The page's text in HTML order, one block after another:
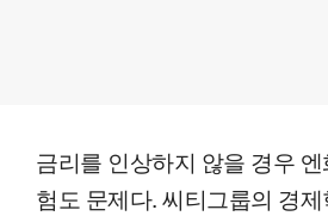
금리를 인상하지 않을 경우
험도 문제다. 씨티그룹의 경